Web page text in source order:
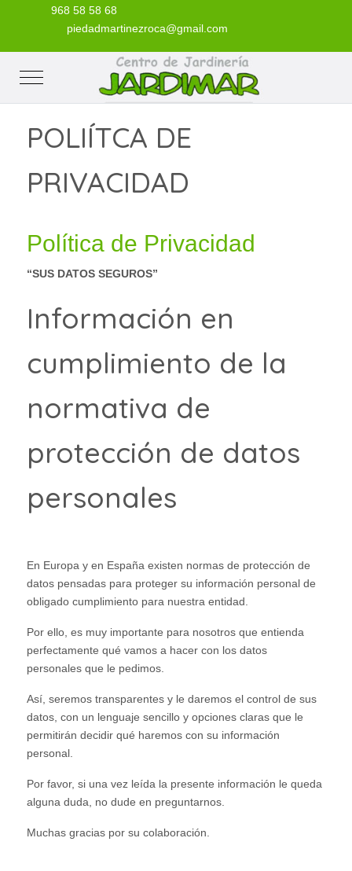
968 58 58 68
piedadmartinezroca@gmail.com
Mobile Menu Toggle
POLIÍTCA DE
PRIVACIDAD
Política de Privacidad
“SUS DATOS SEGUROS”
Información en
cumplimiento de la
normativa de
protección de datos
personales
En Europa y en España existen normas de protección de
datos pensadas para proteger su información personal de
obligado cumplimiento para nuestra entidad.
Por ello, es muy importante para nosotros que entienda
perfectamente qué vamos a hacer con los datos
personales que le pedimos.
Así, seremos transparentes y le daremos el control de sus
datos, con un lenguaje sencillo y opciones claras que le
permitirán decidir qué haremos con su información
personal.
Por favor, si una vez leída la presente información le queda
alguna duda, no dude en preguntarnos.
Muchas gracias por su colaboración.